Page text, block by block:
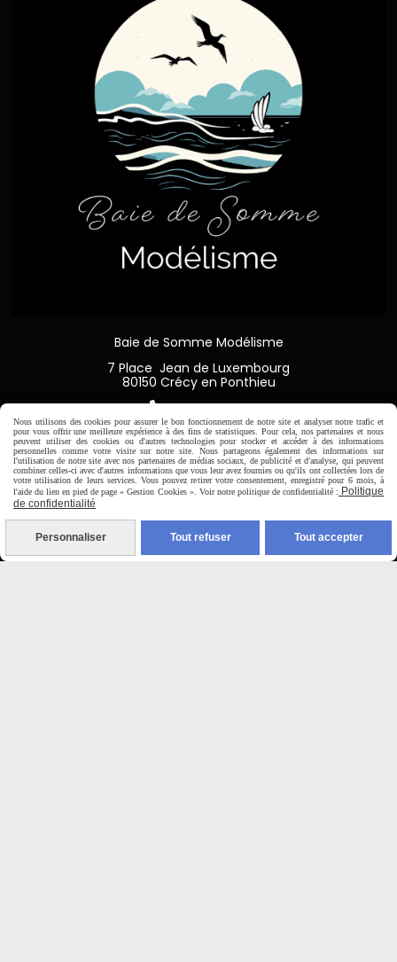
Baie de Somme Modélisme
7 Place Jean de Luxembourg
80150 Crécy en Ponthieu

Horaire d'ouverture:
9H00 - 12H30 / 14H00-18H30
Nous utilisons des cookies pour assurer le bon fonctionnement de notre site et analyser notre trafic et
pour vous offrir une meilleure expérience à des fins de statistiques. Pour cela, nos partenaires et nous
peuvent utiliser des cookies ou d'autres technologies pour stocker et accéder à des informations
personnelles comme votre visite sur notre site. Nous partageons également des informations sur
l'utilisation de notre site avec nos partenaires de médias sociaux, de publicité et d'analyse, qui peuvent
combiner celles-ci avec d'autres informations que vous leur avez fournies ou qu'ils ont collectées lors de
votre utilisation de leurs services. Vous pouvez retirer votre consentement, enregistré pour 6 mois, à
l'aide du lien en pied de page « Gestion Cookies ». Voir notre politique de confidentialité : Politique
de confidentialité
Personnaliser Tout refuser Tout accepter